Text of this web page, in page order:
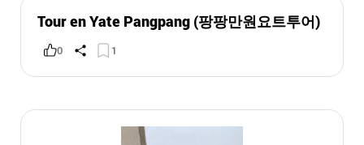
Tour en Yate Pangpang (팡팡만원요트투어)
0 1